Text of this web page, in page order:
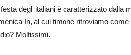
degli italiani è caratterizzato dalla
In, al cui timone ritroviamo
Moltissimi.